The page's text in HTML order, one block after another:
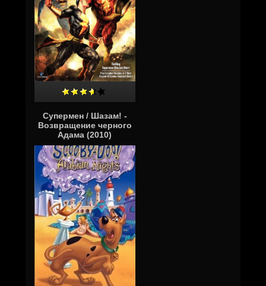
Супермен / Шазам! -
Возвращение черного
Адама (2010)